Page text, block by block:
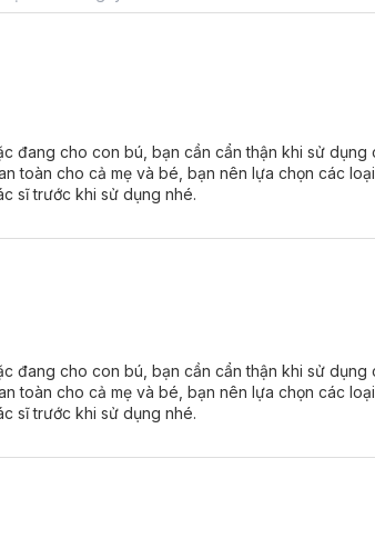
sẽ được
cấp thông tin xuất hóa đơn trong vòng 30 phút
công, hệ thống Hasaki sẽ tự động xuất hết hoá
được xuất hết hóa đơn GTGT trong ngày nên
đang cho con bú, bạn cần cẩn thận khi sử
toàn cho cả mẹ và bé, bạn nên lựa chọn các
sĩ trước khi sử dụng nhé.
đang cho con bú, bạn cần cẩn thận khi sử
toàn cho cả mẹ và bé, bạn nên lựa chọn các
sĩ trước khi sử dụng nhé.